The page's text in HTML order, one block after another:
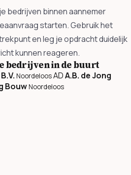
bedrijven binnen aannemer
starten. Gebruik het
en leg je opdracht duidelijk
kunnen reageren.
bedrijven in de buurt
NoordeloosADA.B. de Jong
BouwNoordeloos